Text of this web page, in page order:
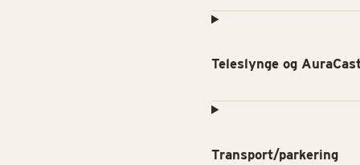
Teleslynge og
Transport/parkering